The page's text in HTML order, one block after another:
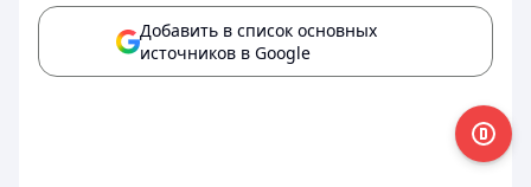
Добавить в список основных
источников в Google